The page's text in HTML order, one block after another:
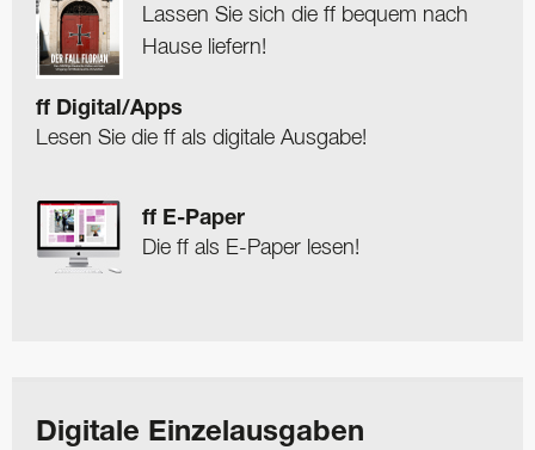
Lassen Sie sich die ff bequem nach
Hause liefern!
ff Digital/Apps
Lesen Sie die ff als digitale Ausgabe!
ff E-Paper
Die ff als E-Paper lesen!
Digitale Einzelausgaben